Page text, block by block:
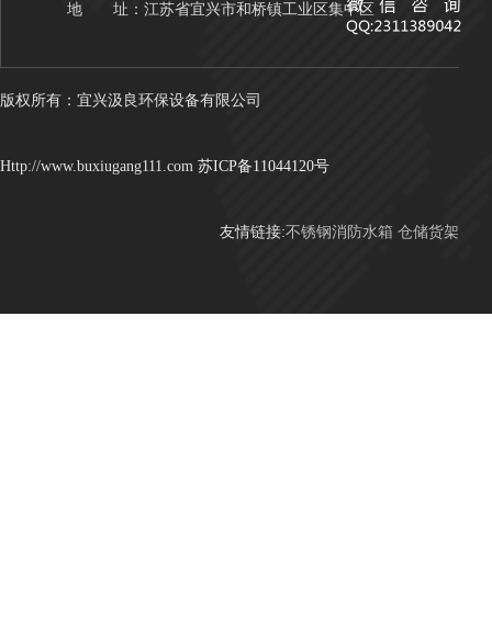
地 址：江苏省宜兴市和桥镇工业区集中区
版权所有：宜兴汲良环保设备有限公司
Http://www.buxiugang111.com 苏ICP备11044120号
友情链接:不锈钢消防水箱 仓储货架